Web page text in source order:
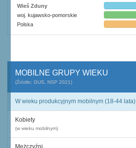
Wieś Zduny
woj. kujawsko-pomorskie
Polska
MOBILNE GRUPY WIEKU
(Źródło: GUS, NSP 2021)
W wieku produkcyjnym mobilnym (18-44 lata)
Kobiety
(w wieku mobilnym)
Mężczyźni